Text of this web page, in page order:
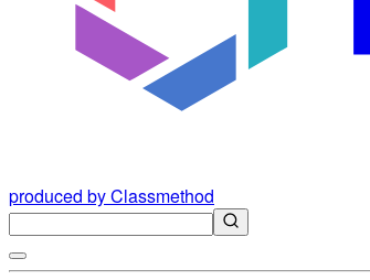
produced by Classmethod